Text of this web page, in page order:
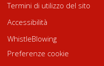
Termini di utilizzo del sito
Accessibilità
WhistleBlowing
Preferenze cookie